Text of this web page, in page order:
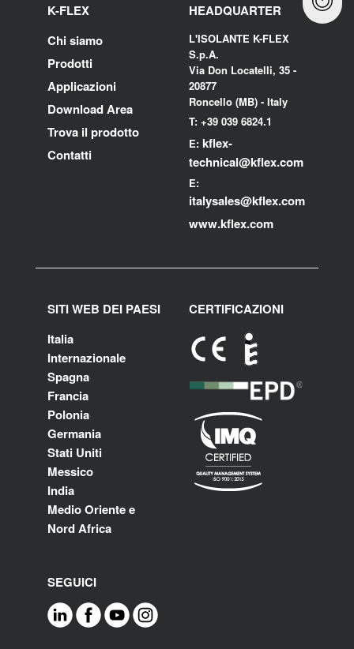
K-FLEX
Chi siamo
Prodotti
Applicazioni
Download Area
Trova il prodotto
Contatti
HEADQUARTER
L'ISOLANTE K-FLEX
S.p.A.
Via Don Locatelli, 35 -
20877
Roncello (MB) - Italy
T: +39 039 6824.1
E: kflex-
technical@kflex.com
E:
italysales@kflex.com
www.kflex.com
SITI WEB DEI PAESI
Italia
Internazionale
Spagna
Francia
Polonia
Germania
Stati Uniti
Messico
India
Medio Oriente e
Nord Africa
CERTIFICAZIONI
SEGUICI